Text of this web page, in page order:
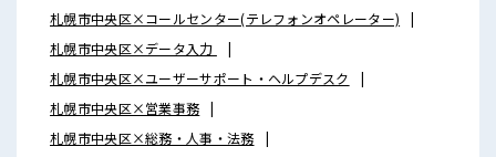
札幌市中央区×コールセンター(テレフォンオペレーター)
札幌市中央区×データ入力
札幌市中央区×ユーザーサポート・ヘルプデスク
札幌市中央区×営業事務
札幌市中央区×総務・人事・法務